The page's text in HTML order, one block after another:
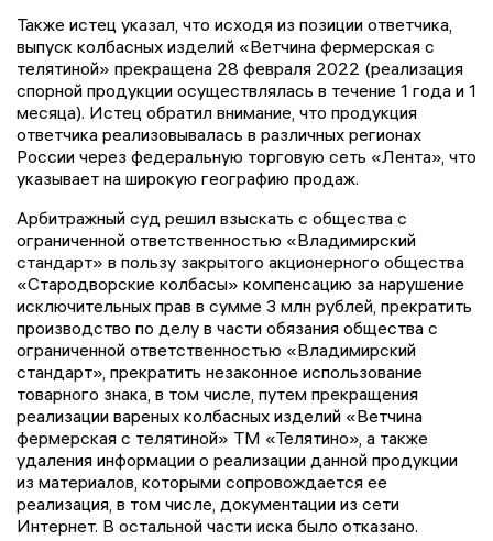
Также истец указал, что исходя из позиции ответчика,
выпуск колбасных изделий «Ветчина фермерская с
телятиной» прекращена 28 февраля 2022 (реализация
спорной продукции осуществлялась в течение 1 года и 1
месяца). Истец обратил внимание, что продукция
ответчика реализовывалась в различных регионах
России через федеральную торговую сеть «Лента», что
указывает на широкую географию продаж.
Арбитражный суд решил взыскать с общества с
ограниченной ответственностью «Владимирский
стандарт» в пользу закрытого акционерного общества
«Стародворские колбасы» компенсацию за нарушение
исключительных прав в сумме 3 млн рублей, прекратить
производство по делу в части обязания общества с
ограниченной ответственностью «Владимирский
стандарт», прекратить незаконное использование
товарного знака, в том числе, путем прекращения
реализации вареных колбасных изделий «Ветчина
фермерская с телятиной» ТМ «Телятино», а также
удаления информации о реализации данной продукции
из материалов, которыми сопровождается ее
реализация, в том числе, документации из сети
Интернет. В остальной части иска было отказано.